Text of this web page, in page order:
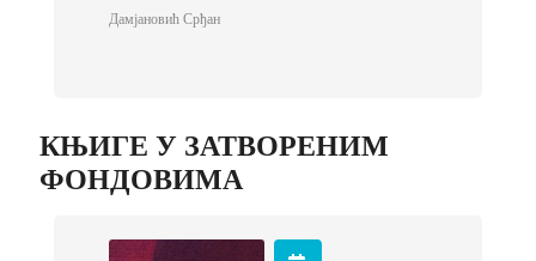
Дамјановић Срђан
КЊИГЕ У ЗАТВОРЕНИМ
ФОНДОВИМА